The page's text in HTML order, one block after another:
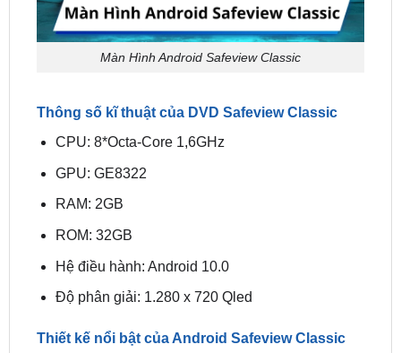
Màn Hình Android Safeview Classic
Thông số kĩ thuật của DVD Safeview Classic
Thiết kế nổi bật của Android Safeview Classic
Android Safeview Classic là lựa chọn nâng cấp